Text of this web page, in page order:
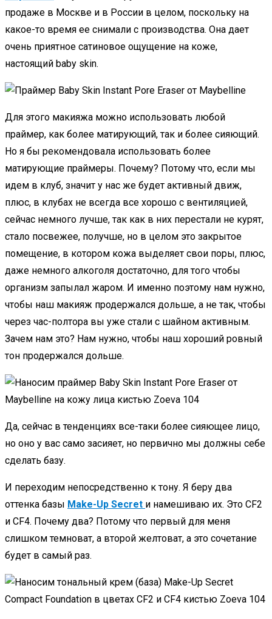
продаже в Москве и в России в целом, поскольку на
какое-то время ее снимали с производства. Она дает
очень приятное сатиновое ощущение на коже,
настоящий baby skin.
Для этого макияжа можно использовать любой
праймер, как более матирующий, так и более сияющий.
Но я бы рекомендовала использовать более
матирующие праймеры. Почему? Потому что, если мы
идем в клуб, значит у нас же будет активный движ,
плюс, в клубах не всегда все хорошо с вентиляцией,
сейчас немного лучше, так как в них перестали не курят,
стало посвежее, получше, но в целом это закрытое
помещение, в котором кожа выделяет свои поры, плюс,
даже немного алкоголя достаточно, для того чтобы
организм запылал жаром. И именно поэтому нам нужно,
чтобы наш макияж продержался дольше, а не так, чтобы
через час-полтора вы уже стали с шайном активным.
Зачем нам это? Нам нужно, чтобы наш хороший ровный
тон продержался дольше.
Да, сейчас в тенденциях все-таки более сияющее лицо,
но оно у вас само засияет, но первично мы должны себе
сделать базу.
И переходим непосредственно к тону. Я беру два
оттенка базы Make-Up Secret и намешиваю их. Это CF2
и CF4. Почему два? Потому что первый для меня
слишком темноват, а второй желтоват, а это сочетание
будет в самый раз.